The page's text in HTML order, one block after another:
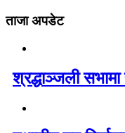
ताजा अपडेट
श्रद्धाञ्जली